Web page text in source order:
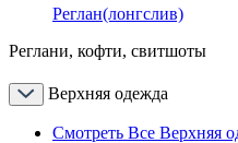
Реглан(лонгслив)
Реглани, кофти, свитшоты
Верхняя одежда
Смотреть Все Верхняя